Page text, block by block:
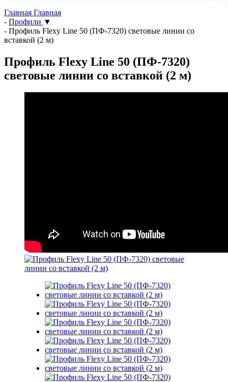
Главная Главная
- Профили ▼
- Профиль Flexy Line 50 (ПФ-7320) световые линии со
вставкой (2 м)
Профиль Flexy Line 50 (ПФ-7320)
световые линии со вставкой (2 м)